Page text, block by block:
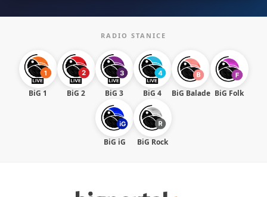
RADIO STANICE
BiG 1 BiG 2 BiG 3 BiG 4 BiG Balade BiG Folk
BiG iG BiG Rock